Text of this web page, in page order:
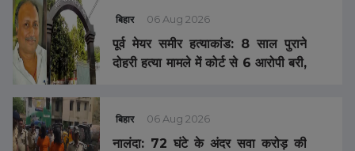
बिहार 06 Aug 2026
पूर्व मेयर समीर हत्याकांड: 8 साल पुराने
दोहरी हत्या मामले में कोर्ट से 6 आरोपी बरी,
बिहार 06 Aug 2026
नालंदा: 72 घंटे के अंदर सवा करोड़ की